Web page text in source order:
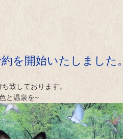
を開始いたしました。
致しております。
と温泉を~